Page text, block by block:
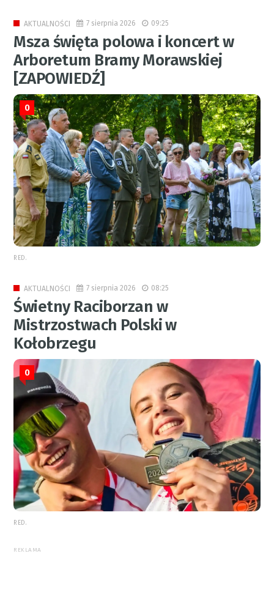
AKTUALNOŚCI 7 sierpnia 2026 09:25
Msza święta polowa i koncert w
Arboretum Bramy Morawskiej
[ZAPOWIEDŹ]
0
RED.
AKTUALNOŚCI 7 sierpnia 2026 08:25
Świetny Raciborzan w
Mistrzostwach Polski w
Kołobrzegu
0
RED.
REKLAMA